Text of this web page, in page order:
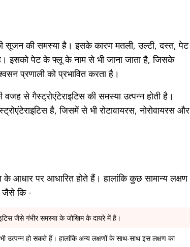
सूजन की समस्या है। इसके कारण मतली, उल्टी, दस्त, पेट
इसको पेट के फ्लू के नाम से भी जाना जाता है, जिसके
प्रणाली को प्रभावित करता है।
वजह से गैस्ट्रोएंटेराइटिस की समस्या उत्पन्न होती है।
है, जिसमें से भी रोटावायरस, नोरोवायरस और
आधार पर आधारित होते हैं। हालांकि कुछ सामान्य लक्षण
जैसे कि -
जैसे गंभीर समस्या के जोखिम के दायरे में है।
उत्पन्न हो सकते हैं। हालांकि अन्य लक्षणों के साथ-साथ इस लक्षण का